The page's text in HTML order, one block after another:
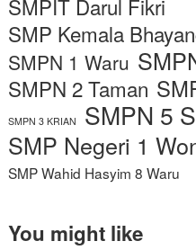
SMPIT Darul Fikri
SMP Kemala
SMPN 1 Waru
SMPN 2 Taman
SMPN 3 KRIAN SMPN 5
SMP Negeri 1
SMP Wahid Hasyim 8 Waru
You might like